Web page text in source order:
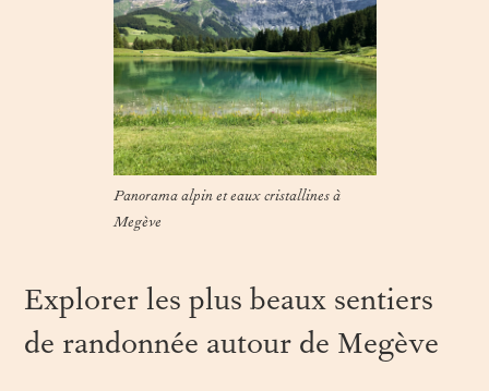
Panorama alpin et eaux cristallines à
Megève
Explorer les plus beaux sentiers
de randonnée autour de Megève